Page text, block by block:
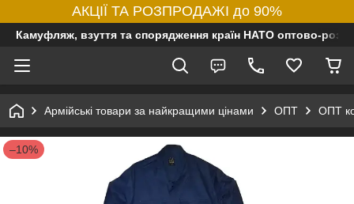
АКЦІЇ ТА РОЗПРОДАЖІ до 90%
Камуфляж, взуття та спорядження країн НАТО оптово-
Армійські товари за найкращими цінами ОПТ ОПТ
–10%